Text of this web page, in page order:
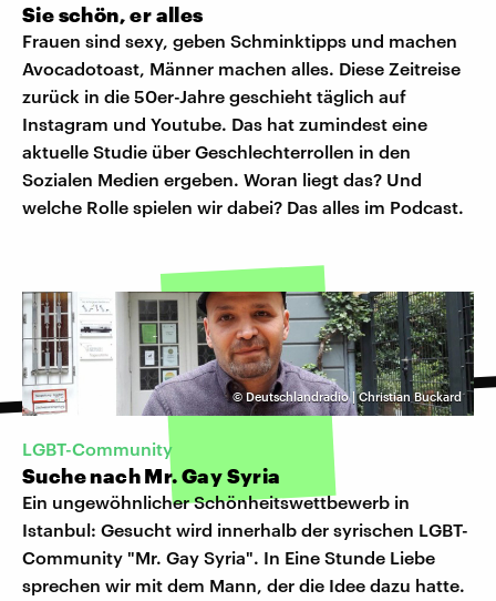
Sie schön, er alles
Frauen sind sexy, geben Schminktipps und machen
Avocadotoast, Männer machen alles. Diese Zeitreise
zurück in die 50er-Jahre geschieht täglich auf
Instagram und Youtube. Das hat zumindest eine
aktuelle Studie über Geschlechterrollen in den
Sozialen Medien ergeben. Woran liegt das? Und
welche Rolle spielen wir dabei? Das alles im Podcast.
© Deutschlandradio | Christian Buckard
LGBT-Community
Suche nach Mr. Gay Syria
Ein ungewöhnlicher Schönheitswettbewerb in
Istanbul: Gesucht wird innerhalb der syrischen LGBT-
Community "Mr. Gay Syria". In Eine Stunde Liebe
sprechen wir mit dem Mann, der die Idee dazu hatte.